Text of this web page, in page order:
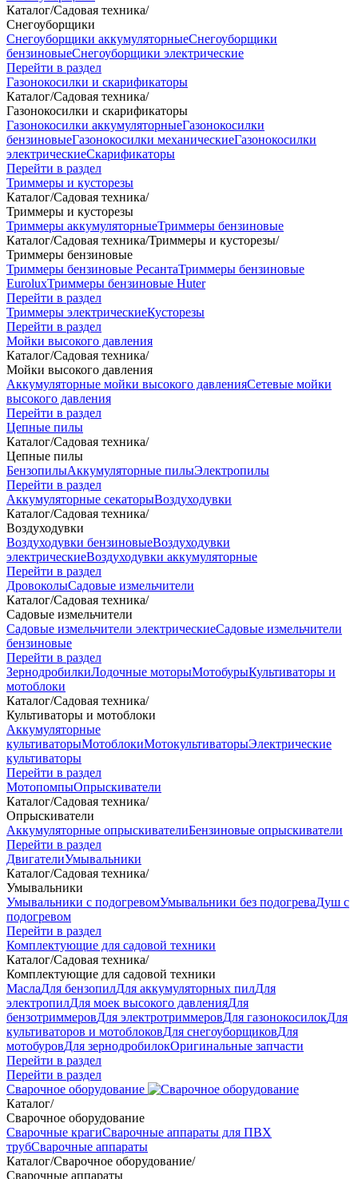
Каталог/Садовая техника/
Снегоуборщики
Снегоуборщики аккумуляторныеСнегоуборщики
бензиновыеСнегоуборщики электрические
Перейти в раздел
Газонокосилки и скарификаторы
Каталог/Садовая техника/
Газонокосилки и скарификаторы
Газонокосилки аккумуляторныеГазонокосилки
бензиновыеГазонокосилки механическиеГазонокосилки
электрическиеСкарификаторы
Перейти в раздел
Триммеры и кусторезы
Каталог/Садовая техника/
Триммеры и кусторезы
Триммеры аккумуляторныеТриммеры бензиновые
Каталог/Садовая техника/Триммеры и кусторезы/
Триммеры бензиновые
Триммеры бензиновые РесантаТриммеры бензиновые
EuroluxТриммеры бензиновые Huter
Перейти в раздел
Триммеры электрическиеКусторезы
Перейти в раздел
Мойки высокого давления
Каталог/Садовая техника/
Мойки высокого давления
Аккумуляторные мойки высокого давленияСетевые мойки
высокого давления
Перейти в раздел
Цепные пилы
Каталог/Садовая техника/
Цепные пилы
БензопилыАккумуляторные пилыЭлектропилы
Перейти в раздел
Аккумуляторные секаторыВоздуходувки
Каталог/Садовая техника/
Воздуходувки
Воздуходувки бензиновыеВоздуходувки
электрическиеВоздуходувки аккумуляторные
Перейти в раздел
ДровоколыСадовые измельчители
Каталог/Садовая техника/
Садовые измельчители
Садовые измельчители электрическиеСадовые измельчители
бензиновые
Перейти в раздел
ЗернодробилкиЛодочные моторыМотобурыКультиваторы и
мотоблоки
Каталог/Садовая техника/
Культиваторы и мотоблоки
Аккумуляторные
культиваторыМотоблокиМотокультиваторыЭлектрические
культиваторы
Перейти в раздел
МотопомпыОпрыскиватели
Каталог/Садовая техника/
Опрыскиватели
Аккумуляторные опрыскивателиБензиновые опрыскиватели
Перейти в раздел
ДвигателиУмывальники
Каталог/Садовая техника/
Умывальники
Умывальники с подогревомУмывальники без подогреваДуш с
подогревом
Перейти в раздел
Комплектующие для садовой техники
Каталог/Садовая техника/
Комплектующие для садовой техники
МаслаДля бензопилДля аккумуляторных пилДля
электропилДля моек высокого давленияДля
бензотриммеровДля электротриммеровДля газонокосилокДля
культиваторов и мотоблоковДля снегоуборщиковДля
мотобуровДля зернодробилокОригинальные запчасти
Перейти в раздел
Перейти в раздел
Сварочное оборудование
Каталог/
Сварочное оборудование
Сварочные крагиСварочные аппараты для ПВХ
трубСварочные аппараты
Каталог/Сварочное оборудование/
Сварочные аппараты